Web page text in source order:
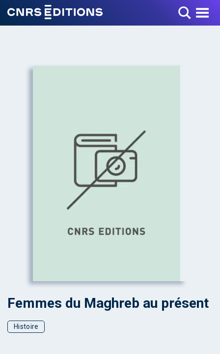
Toggle Menu
Femmes du Maghreb au présent
Histoire